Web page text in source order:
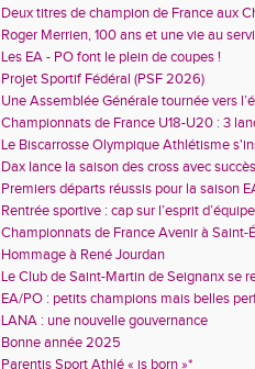
Deux titres de champion de France aux
Avenir !
Roger Merrien, 100 ans et une vie au
Les EA - PO font le plein de coupes !
Projet Sportif Fédéral (PSF 2026)
Une Assemblée Générale tournée vers
Championnats de France U18-U20 : 3
deux champions de France
Le Biscarrosse Olympique Athlétisme
"Du Stade vers l'Emploi"
Dax lance la saison des cross avec succès
Premiers départs réussis pour la saison
Rentrée sportive : cap sur l’esprit
Championnats de France Avenir à Saint-
rendez-vous
Hommage à René Jourdan
Le Club de Saint-Martin de Seignanx se
EA/PO : petits champions mais belles
LANA : une nouvelle gouvernance
Bonne année 2025
Parentis Sport Athlé « is born »*